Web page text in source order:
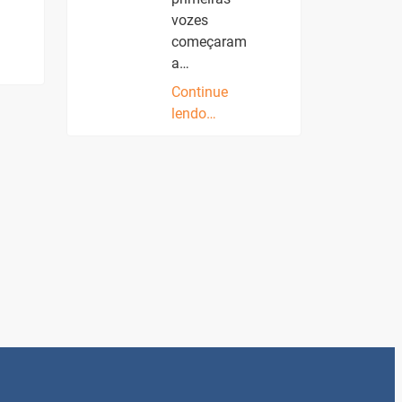
vozes
começaram
a…
Continue
lendo…